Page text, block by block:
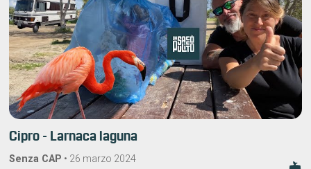
Cipro - Larnaca laguna
Senza CAP • 26 marzo 2024